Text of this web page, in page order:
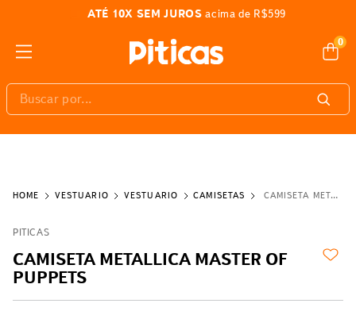
ATÉ 10X SEM JUROS acima de R$599
0
Buscar por...
VESTUÁRIO VESTUÁRIO CAMISETAS CAMISETA METALLICA MASTER OF PUPPETS
PITICAS
CAMISETA METALLICA MASTER OF
PUPPETS